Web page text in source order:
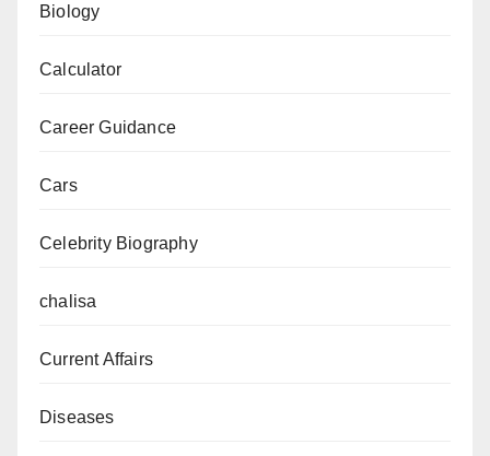
Biology
Calculator
Career Guidance
Cars
Celebrity Biography
chalisa
Current Affairs
Diseases